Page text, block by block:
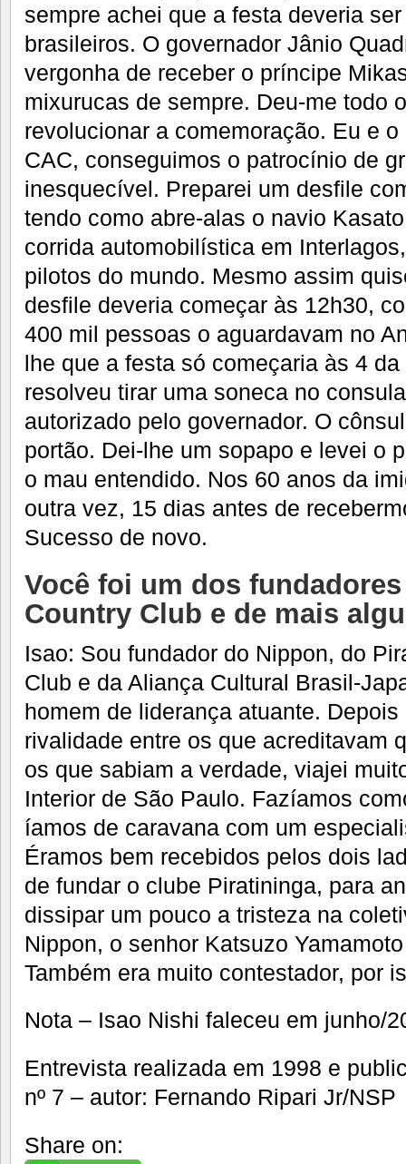
sempre achei que a festa deveria
brasileiros. O governador Jânio
vergonha de receber o príncipe
mixurucas de sempre. Deu-me todo
revolucionar a comemoração. Eu e
CAC, conseguimos o patrocínio de
inesquecível. Preparei um desfile
tendo como abre-alas o navio
corrida automobilística em
pilotos do mundo. Mesmo assim
desfile deveria começar às 12h30,
400 mil pessoas o aguardavam no
lhe que a festa só começaria às 4
resolveu tirar uma soneca no
autorizado pelo governador. O
portão. Dei-lhe um sopapo e levei o
o mau entendido. Nos 60 anos da
outra vez, 15 dias antes de
Sucesso de novo.
Você foi um dos
Country Club e de mais
Isao: Sou fundador do Nippon, do
Club e da Aliança Cultural Brasil-
homem de liderança atuante.
rivalidade entre os que acreditavam
os que sabiam a verdade, viajei
Interior de São Paulo. Fazíamos
íamos de caravana com um
Éramos bem recebidos pelos dois
de fundar o clube Piratininga, para
dissipar um pouco a tristeza na
Nippon, o senhor Katsuzo
Também era muito contestador, por
Nota – Isao Nishi faleceu em junho/
Entrevista realizada em 1998 e
nº 7 – autor: Fernando Ripari Jr/NSP
Share on: